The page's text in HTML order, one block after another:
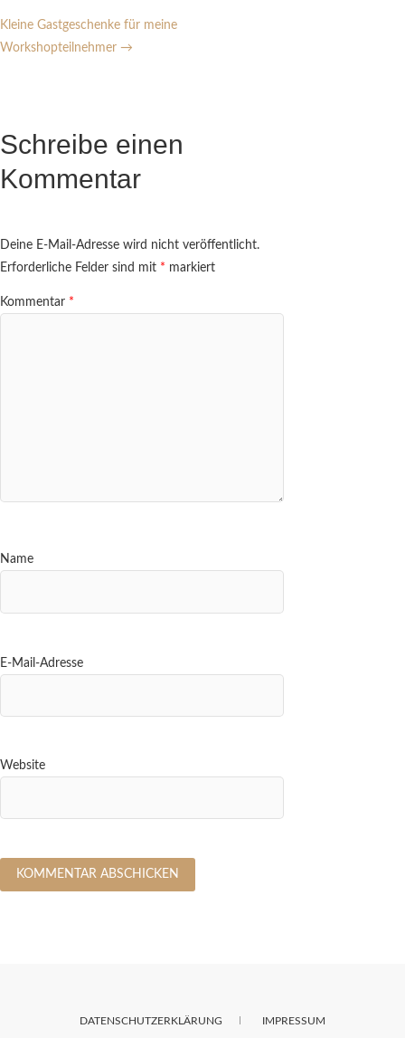
Kleine Gastgeschenke für meine
Workshopteilnehmer →
Schreibe einen
Kommentar
Deine E-Mail-Adresse wird nicht veröffentlicht.
Erforderliche Felder sind mit * markiert
Kommentar *
Name
E-Mail-Adresse
Website
DATENSCHUTZERKLÄRUNG IMPRESSUM